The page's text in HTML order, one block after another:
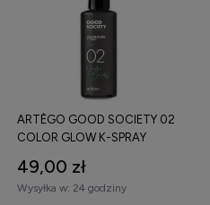
ARTÈGO GOOD SOCIETY 02
COLOR GLOW K-SPRAY
WŁOSÓW FARBOWANYCH
150 ML
49,00 zł
Wysyłka w: 24 godziny